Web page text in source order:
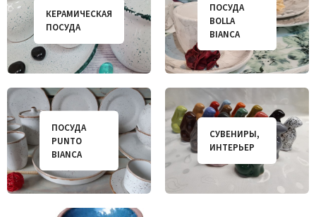
КЕРАМИЧЕСКАЯ
ПОСУДА
ПОСУДА
BOLLA
BIANCA
ПОСУДА
PUNTO
BIANCA
СУВЕНИРЫ,
ИНТЕРЬЕР